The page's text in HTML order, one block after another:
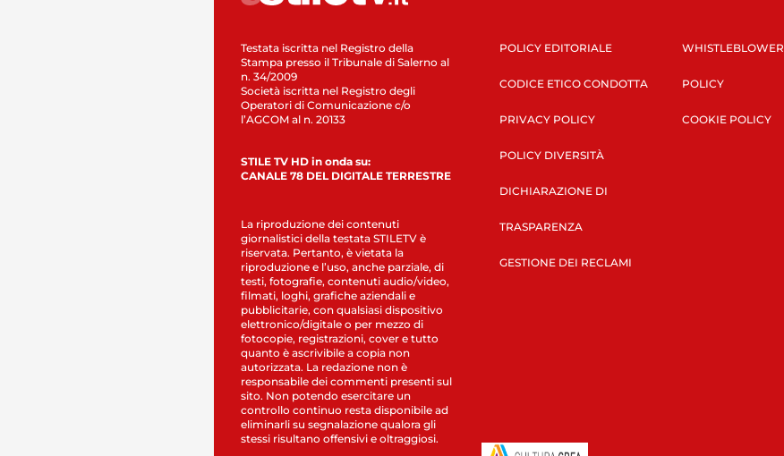
Testata iscritta nel Registro della
Stampa presso il Tribunale di Salerno al
n. 34/2009
Società iscritta nel Registro degli
Operatori di Comunicazione c/o
l’AGCOM al n. 20133
STILE TV HD in onda su:
CANALE 78 DEL DIGITALE TERRESTRE
La riproduzione dei contenuti
giornalistici della testata STILETV è
riservata. Pertanto, è vietata la
riproduzione e l’uso, anche parziale, di
testi, fotografie, contenuti audio/video,
filmati, loghi, grafiche aziendali e
pubblicitarie, con qualsiasi dispositivo
elettronico/digitale o per mezzo di
fotocopie, registrazioni, cover e tutto
quanto è ascrivibile a copia non
autorizzata. La redazione non è
responsabile dei commenti presenti sul
sito. Non potendo esercitare un
controllo continuo resta disponibile ad
eliminarli su segnalazione qualora gli
stessi risultano offensivi e oltraggiosi.
POLICY EDITORIALE
CODICE ETICO CONDOTTA
PRIVACY POLICY
POLICY DIVERSITÀ
DICHIARAZIONE DI
TRASPARENZA
GESTIONE DEI RECLAMI
WHISTLEBLOWER
POLICY
COOKIE POLICY